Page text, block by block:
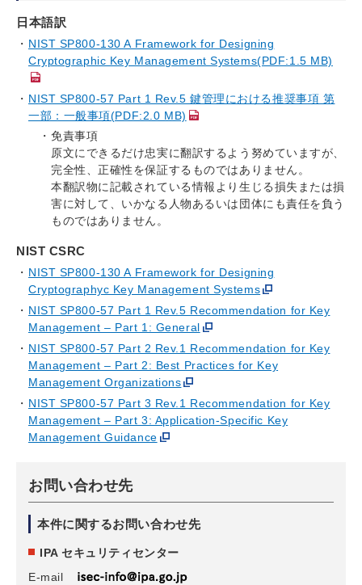
日本語訳
NIST SP800-130 A Framework for Designing
Cryptographic Key Management Systems(PDF:1.5 MB)
NIST SP800-57 Part 1 Rev.5 鍵管理における推奨事項 第
一部：一般事項(PDF:2.0 MB)
免責事項
原文にできるだけ忠実に翻訳するよう努めていますが、
完全性、正確性を保証するものではありません。
本翻訳物に記載されている情報より生じる損失または損
害に対して、いかなる人物あるいは団体にも責任を負う
ものではありません。
NIST CSRC
NIST SP800-130 A Framework for Designing
Cryptographyc Key Management Systems
NIST SP800-57 Part 1 Rev.5 Recommendation for Key
Management – Part 1: General
NIST SP800-57 Part 2 Rev.1 Recommendation for Key
Management – Part 2: Best Practices for Key
Management Organizations
NIST SP800-57 Part 3 Rev.1 Recommendation for Key
Management – Part 3: Application-Specific Key
Management Guidance
お問い合わせ先
本件に関するお問い合わせ先
IPA セキュリティセンター
E-mail